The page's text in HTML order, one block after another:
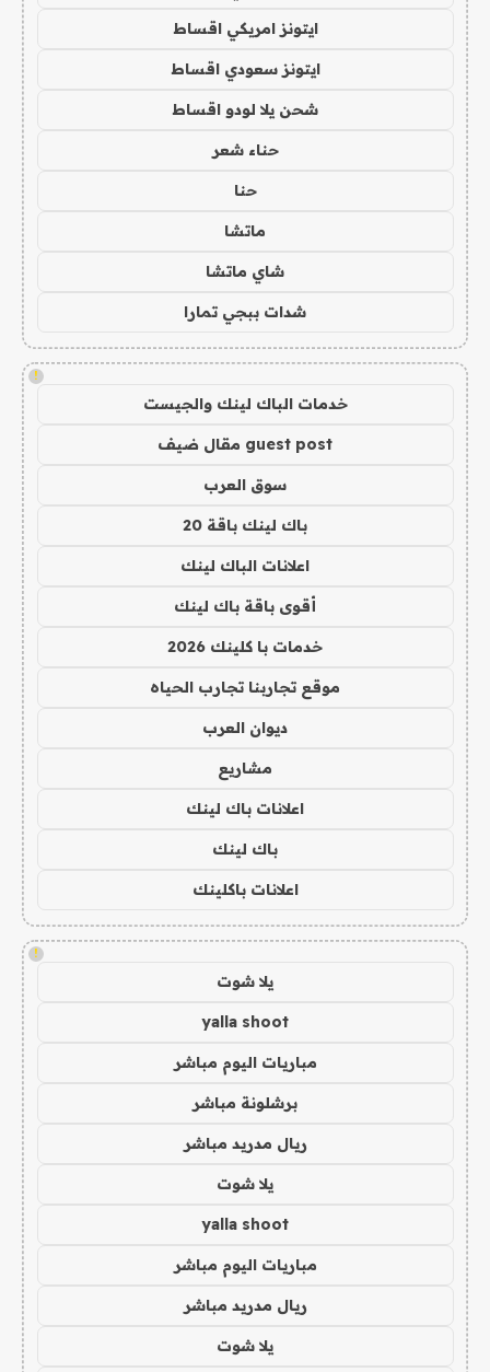
ايتونز امريكي اقساط
ايتونز سعودي اقساط
شحن يلا لودو اقساط
حناء شعر
حنا
ماتشا
شاي ماتشا
شدات ببجي تمارا
!
خدمات الباك لينك والجيست
guest post مقال ضيف
سوق العرب
باك لينك باقة 20
اعلانات الباك لينك
أقوى باقة باك لينك
خدمات با كلينك 2026
موقع تجاربنا تجارب الحياه
ديوان العرب
مشاريع
اعلانات باك لينك
باك لينك
اعلانات باكلينك
!
يلا شوت
yalla shoot
مباريات اليوم مباشر
برشلونة مباشر
ريال مدريد مباشر
يلا شوت
yalla shoot
مباريات اليوم مباشر
ريال مدريد مباشر
يلا شوت